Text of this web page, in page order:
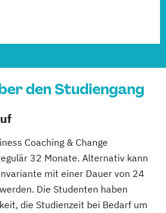
den Studiengang
Coaching & Change
32 Monate. Alternativ kann
mit einer Dauer von 24
Die Studenten haben
die Studienzeit bei Bedarf um